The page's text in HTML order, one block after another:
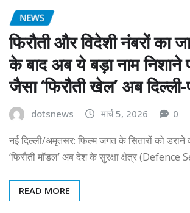
NEWS
फिरौती और विदेशी नंबरों का
के बाद अब ये बड़ा नाम निशाने
जैसा ‘फिरौती खेल’ अब
dotsnews मार्च 5, 2026 0
नई दिल्ली/अमृतसर: फिल्म जगत के सितारों को डराने
‘फिरौती मॉडल’ अब देश के सुरक्षा क्षेत्र (Defence
READ MORE